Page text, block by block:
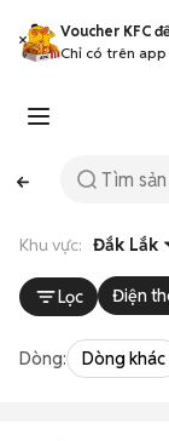
Voucher KFC
Chỉ có trên app
Khu vực: Đắk Lắk
Lọc Điện
Dòng: Dòng khác